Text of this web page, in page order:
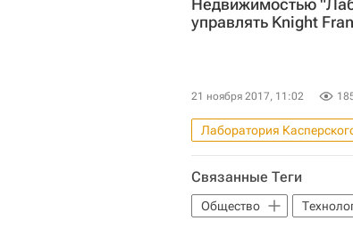
Недвижимостью
управлять Knight
21 ноября 2017, 11:02
Лаборатория
NF Group (ранее Knight
Коммерческая
Связанные Теги
Общество